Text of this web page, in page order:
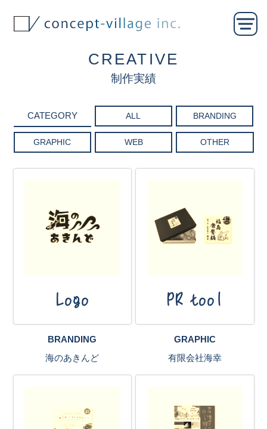
CREATIVE
制作実績
ALL BRANDING
GRAPHIC WEB OTHER
Logo
BRANDING
海のあきんど
PR tool
GRAPHIC
有限会社海幸